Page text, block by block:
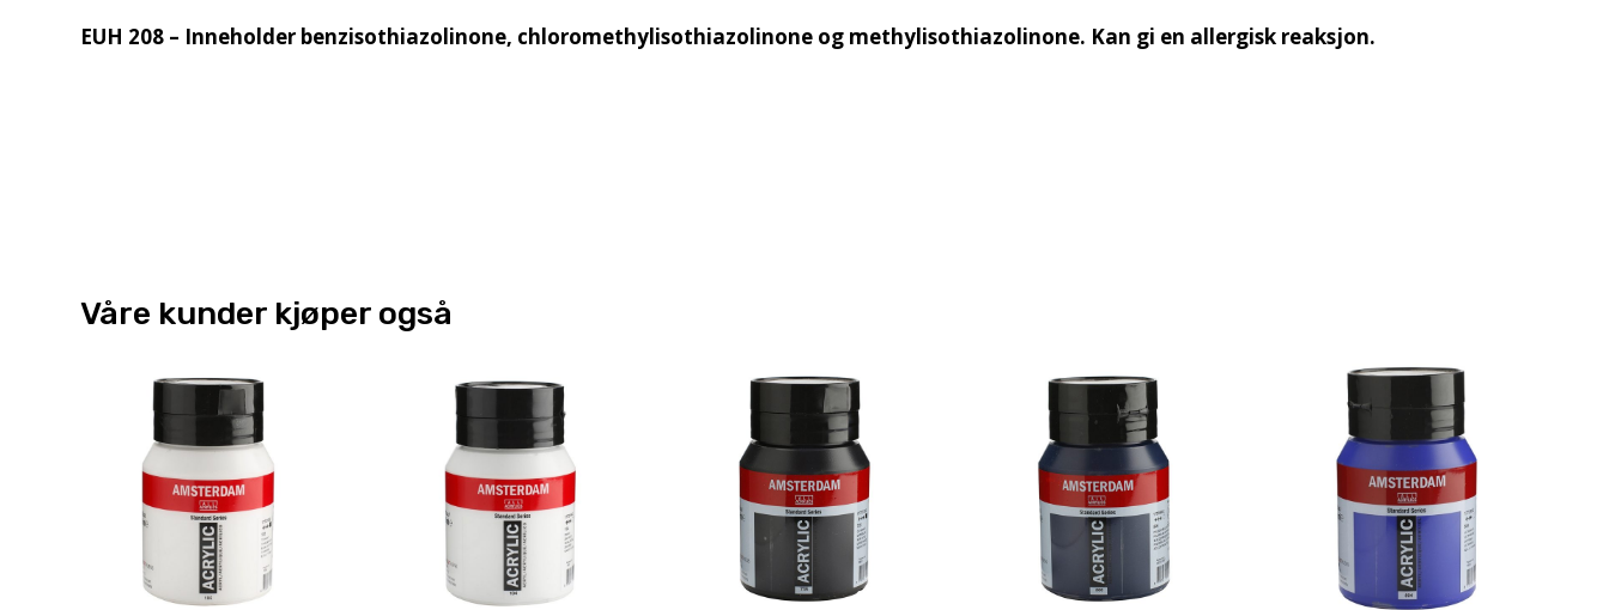
EUH 208 – Inneholder benzisothiazolinone, chloromethylisothiazolinone og methylisothiazolinone. Kan gi en allergisk reaksjon.
Våre kunder kjøper også